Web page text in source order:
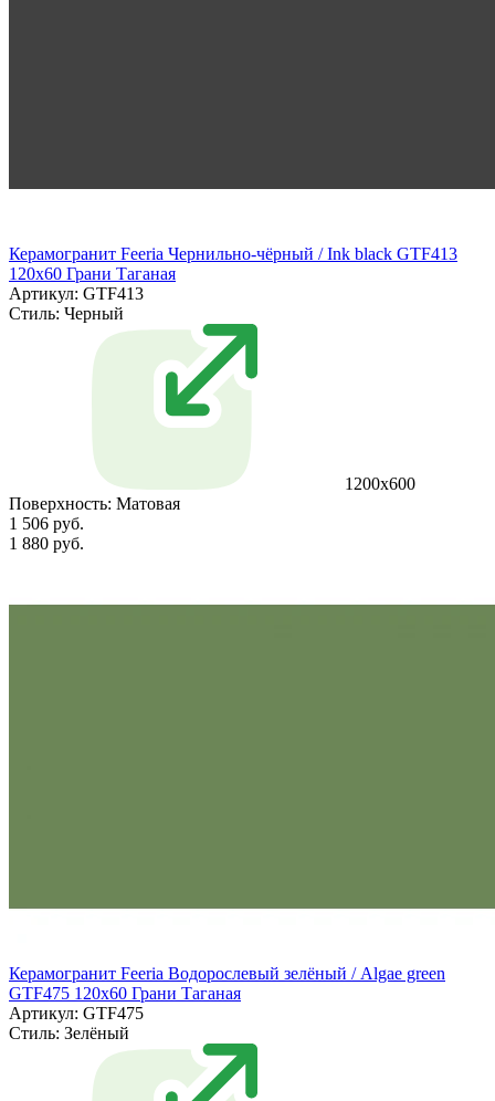
Керамогранит Feeria Чернильно‑чёрный / Ink black GTF413
120х60 Грани Таганая
Артикул: GTF413
Стиль: Черный
1200х600
Поверхность: Матовая
1 506 руб.
1 880 руб.
Керамогранит Feeria Водорослевый зелёный / Algae green
GTF475 120х60 Грани Таганая
Артикул: GTF475
Стиль: Зелёный